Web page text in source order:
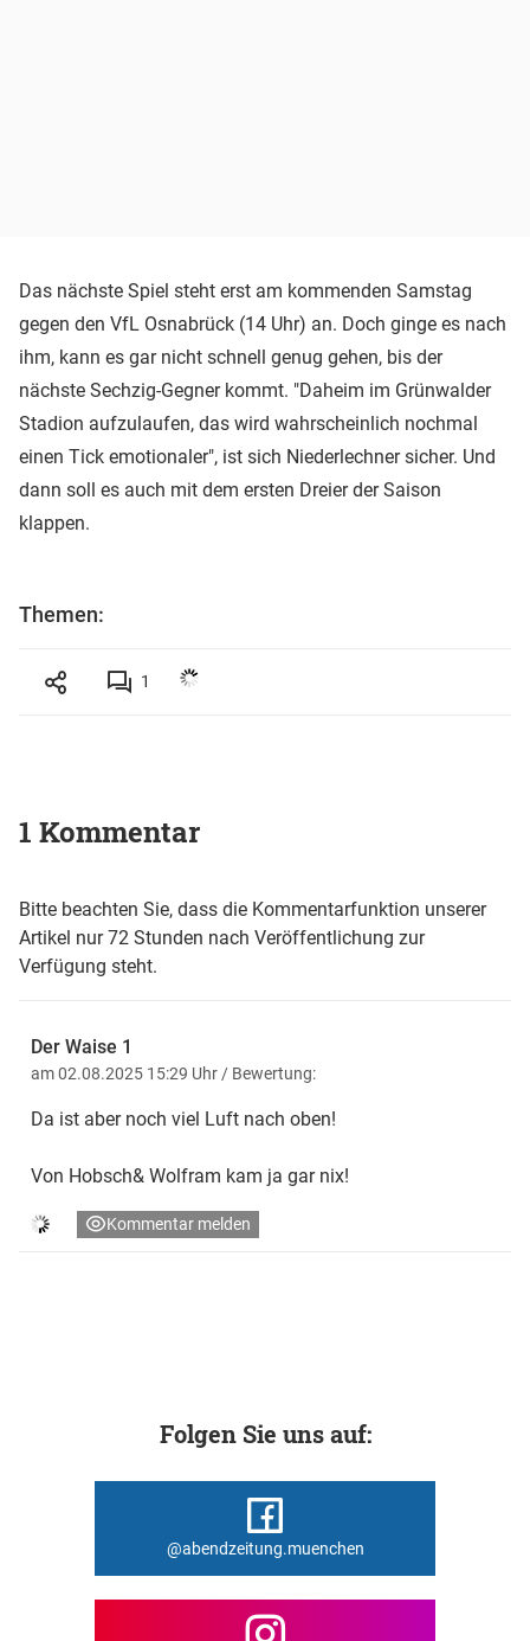
Das nächste Spiel steht erst am kommenden Samstag
gegen den VfL Osnabrück (14 Uhr) an. Doch ginge es nach
ihm, kann es gar nicht schnell genug gehen, bis der
nächste Sechzig-Gegner kommt. "Daheim im Grünwalder
Stadion aufzulaufen, das wird wahrscheinlich nochmal
einen Tick emotionaler", ist sich Niederlechner sicher. Und
dann soll es auch mit dem ersten Dreier der Saison
klappen.
Themen:
1
1 Kommentar
Bitte beachten Sie, dass die Kommentarfunktion unserer
Artikel nur 72 Stunden nach Veröffentlichung zur
Verfügung steht.
Der Waise 1
am 02.08.2025 15:29 Uhr / Bewertung:
Da ist aber noch viel Luft nach oben!
Von Hobsch& Wolfram kam ja gar nix!
Kommentar melden
Folgen Sie uns auf:
@abendzeitung.muenchen